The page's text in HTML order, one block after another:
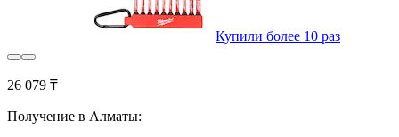
Купили более 10 раз
26 079 ₸
Получение в Алматы: